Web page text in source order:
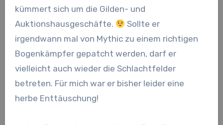
kümmert sich um die Gilden- und
Auktionshausgeschäfte.
Sollte er
irgendwann mal von Mythic zu einem richtigen
Bogenkämpfer gepatcht werden, darf er
vielleicht auch wieder die Schlachtfelder
betreten. Für mich war er bisher leider eine
herbe Enttäuschung!